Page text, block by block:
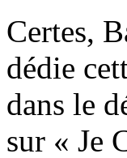
Certes,
dédie
dans le
sur « Je